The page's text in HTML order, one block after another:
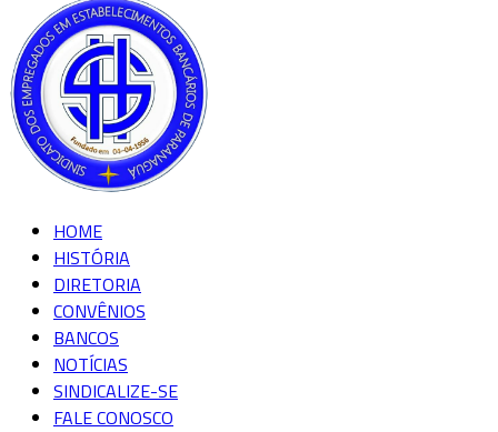
HOME
HISTÓRIA
DIRETORIA
CONVÊNIOS
BANCOS
NOTÍCIAS
SINDICALIZE-SE
FALE CONOSCO